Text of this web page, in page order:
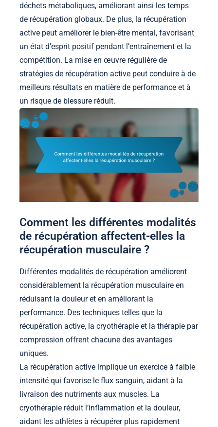
déchets métaboliques, améliorant ainsi les temps
de récupération globaux. De plus, la récupération
active peut améliorer le bien-être mental, favorisant
un état d’esprit positif pendant l’entraînement et la
compétition. La mise en œuvre régulière de
stratégies de récupération active peut conduire à de
meilleurs résultats en matière de performance et à
un risque de blessure réduit.
Comment les différentes modalités
de récupération affectent-elles la
récupération musculaire ?
Différentes modalités de récupération améliorent
considérablement la récupération musculaire en
réduisant la douleur et en améliorant la
performance. Des techniques telles que la
récupération active, la cryothérapie et la thérapie par
compression offrent chacune des avantages
uniques.
La récupération active implique un exercice à faible
intensité qui favorise le flux sanguin, aidant à la
livraison des nutriments aux muscles. La
cryothérapie réduit l’inflammation et la douleur,
aidant les athlètes à récupérer plus rapidement